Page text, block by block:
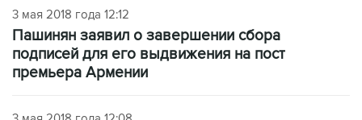
3 мая 2018 года 12:12
Пашинян заявил о завершении сбора
подписей для его выдвижения на пост
премьера Армении